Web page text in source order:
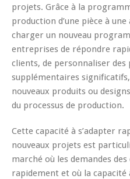
projets. Grâce à la
production d’une pièce à
charger un nouveau
entreprises de répondre
clients, de personnaliser des
supplémentaires
nouveaux produits ou
du processus de production.
Cette capacité à s’adapter
nouveaux projets est
marché où les demandes
rapidement et où la